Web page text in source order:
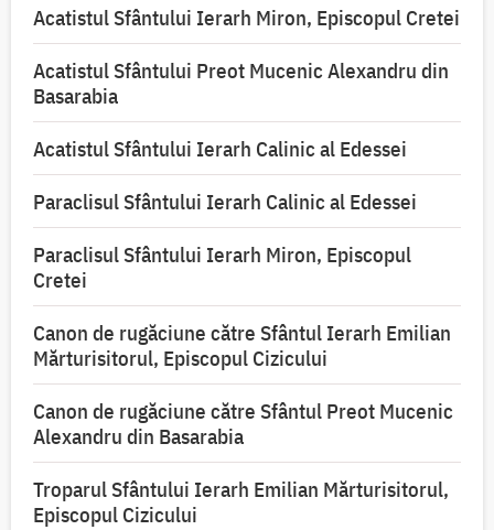
Acatistul Sfântului Ierarh Miron, Episcopul Cretei
Acatistul Sfântului Preot Mucenic Alexandru din
Basarabia
Acatistul Sfântului Ierarh Calinic al Edessei
Paraclisul Sfântului Ierarh Calinic al Edessei
Paraclisul Sfântului Ierarh Miron, Episcopul
Cretei
Canon de rugăciune către Sfântul Ierarh Emilian
Mărturisitorul, Episcopul Cizicului
Canon de rugăciune către Sfântul Preot Mucenic
Alexandru din Basarabia
Troparul Sfântului Ierarh Emilian Mărturisitorul,
Episcopul Cizicului